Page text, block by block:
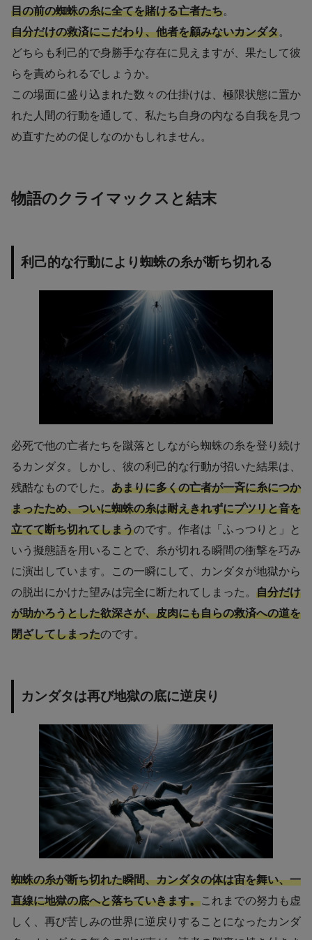
目の前の蜘蛛の糸に全てを賭ける亡者たち。
自分だけの救済にこだわり、他者を顧みないカンダタ。
どちらも利己的で身勝手な存在に見えますが、果たして彼
らを責められるでしょうか。
この場面に盛り込まれた数々の仕掛けは、極限状態に置か
れた人間の行動を通して、私たち自身の内なる自我を見つ
め直すための促しなのかもしれません。
物語のクライマックスと結末
利己的な行動により蜘蛛の糸が断ち切れる
必死で他の亡者たちを蹴落としながら蜘蛛の糸を登り続け
るカンダタ。しかし、彼の利己的な行動が招いた結果は、
残酷なものでした。 あまりに多くの亡者が一斉に糸につか
まったため、ついに蜘蛛の糸は耐えきれずにプツリと音を
立てて断ち切れてしまうのです。作者は「ふっつりと」と
いう擬態語を用いることで、糸が切れる瞬間の衝撃を巧み
に演出しています。この一瞬にして、カンダタが地獄から
の脱出にかけた望みは完全に断たれてしまった。 自分だけ
が助かろうとした欲深さが、皮肉にも自らの救済への道を
閉ざしてしまったのです。
カンダタは再び地獄の底に逆戻り
蜘蛛の糸が断ち切れた瞬間、カンダタの体は宙を舞い、一
直線に地獄の底へと落ちていきます。これまでの努力も虚
しく、再び苦しみの世界に逆戻りすることになったカンダ